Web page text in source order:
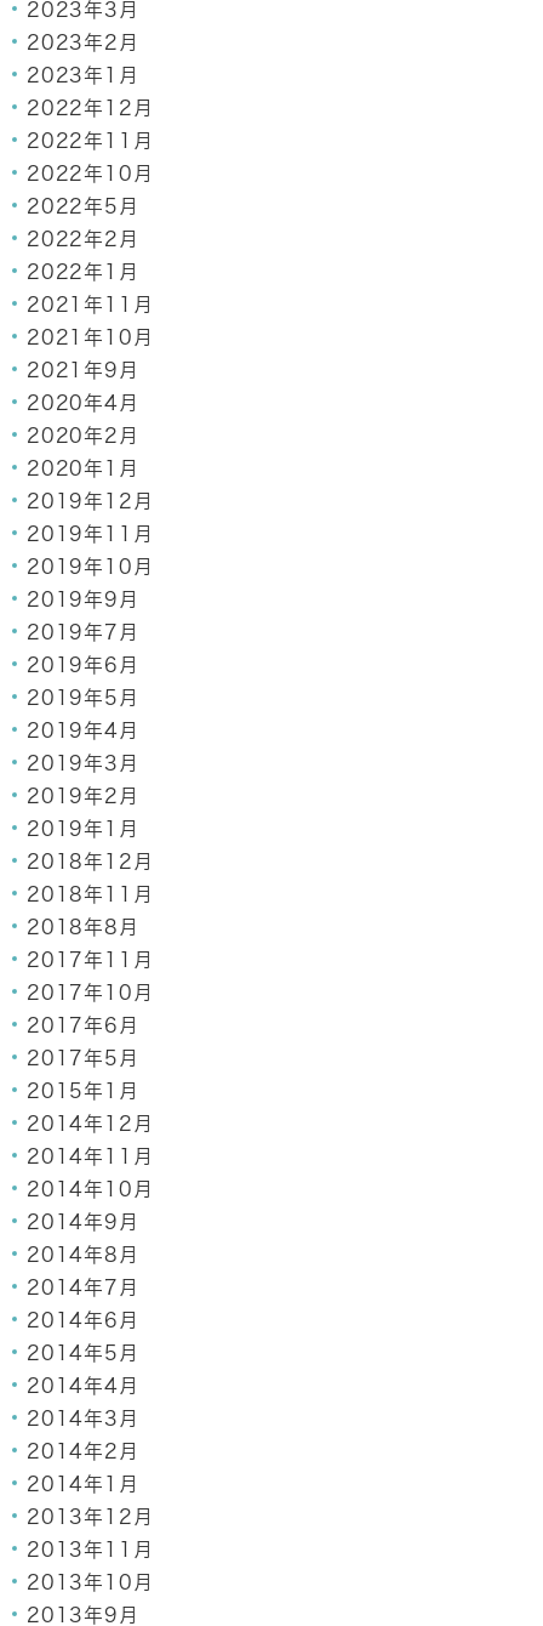
2023年3月
2023年2月
2023年1月
2022年12月
2022年11月
2022年10月
2022年5月
2022年2月
2022年1月
2021年11月
2021年10月
2021年9月
2020年4月
2020年2月
2020年1月
2019年12月
2019年11月
2019年10月
2019年9月
2019年7月
2019年6月
2019年5月
2019年4月
2019年3月
2019年2月
2019年1月
2018年12月
2018年11月
2018年8月
2017年11月
2017年10月
2017年6月
2017年5月
2015年1月
2014年12月
2014年11月
2014年10月
2014年9月
2014年8月
2014年7月
2014年6月
2014年5月
2014年4月
2014年3月
2014年2月
2014年1月
2013年12月
2013年11月
2013年10月
2013年9月